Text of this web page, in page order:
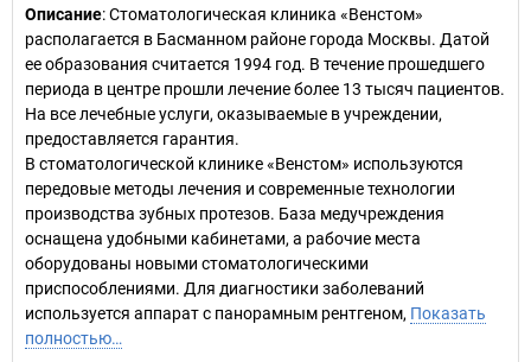
Описание: Стоматологическая клиника «Венстом»
располагается в Басманном районе города Москвы. Датой
ее образования считается 1994 год. В течение прошедшего
периода в центре прошли лечение более 13 тысяч пациентов.
На все лечебные услуги, оказываемые в учреждении,
предоставляется гарантия.
В стоматологической клинике «Венстом» используются
передовые методы лечения и современные технологии
производства зубных протезов. База медучреждения
оснащена удобными кабинетами, а рабочие места
оборудованы новыми стоматологическими
приспособлениями. Для диагностики заболеваний
используется аппарат с панорамным рентгеном, Показать
полностью…